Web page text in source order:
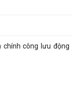
điều dưỡng người